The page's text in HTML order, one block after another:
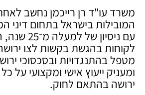
משרד עו"ד רן רייכמן נחשב
המובילות בישראל בתחום דיני
עם ניסיון
לקוחות בהגשת בקשות לצו ירושה
מטפל בהתנגדויות ובסכסוכי
ומעניק ייעוץ אישי ומקצועי על
ירושה בהתאם לחוק.